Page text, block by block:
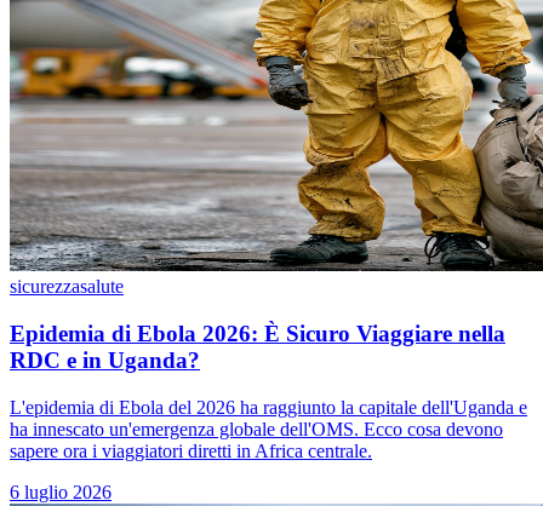
sicurezzasalute
Epidemia di Ebola 2026: È Sicuro Viaggiare nella
RDC e in Uganda?
L'epidemia di Ebola del 2026 ha raggiunto la capitale dell'Uganda e
ha innescato un'emergenza globale dell'OMS. Ecco cosa devono
sapere ora i viaggiatori diretti in Africa centrale.
6 luglio 2026